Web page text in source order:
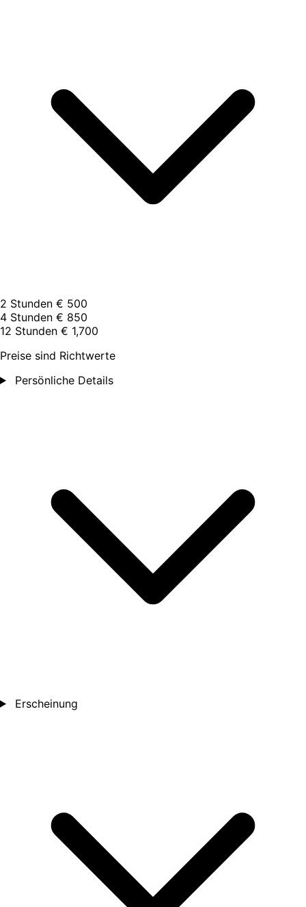
2 Stunden € 500
4 Stunden € 850
12 Stunden € 1,700
Preise sind Richtwerte
Persönliche Details
Erscheinung